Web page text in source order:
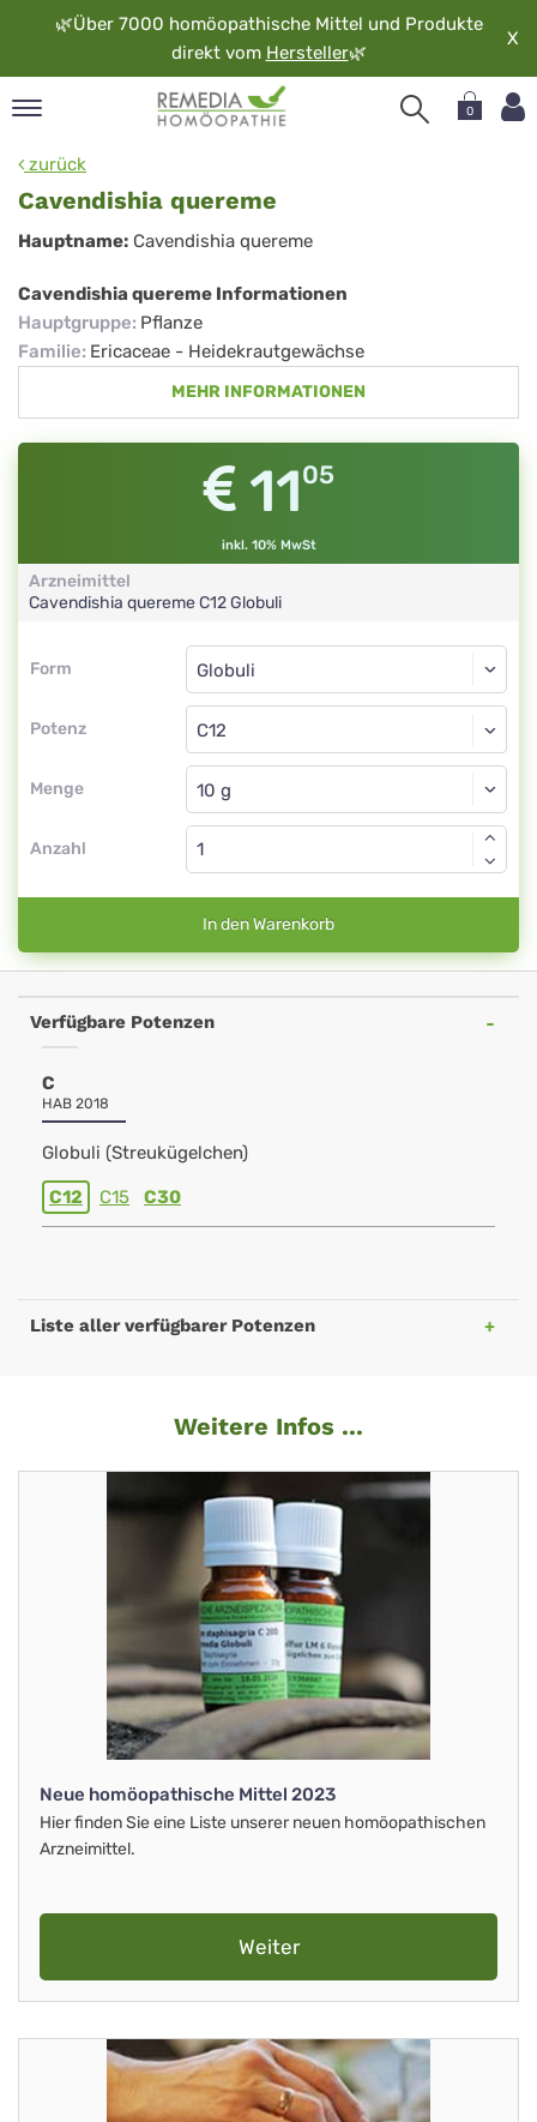
🌿Über 7000 homöopathische Mittel und Produkte
direkt vom Hersteller🌿
X
0
zurück
Cavendishia quereme
Cavendishia
quereme
Hauptname: Cavendishia quereme
Cavendishia quereme Informationen
Hauptgruppe: Pflanze
Familie: Ericaceae - Heidekrautgewächse
MEHR INFORMATIONEN
1105
inkl. 10% MwSt
Arzneimittel
Cavendishia queremeC12Globuli
Form
Form
Potenz
Globuli
C12
Menge
Globuli
Anzahl
In den Warenkorb
Verfügbare Potenzen
C
HAB 2018
Globuli (Streukügelchen)
C12 C15 C30
Liste aller verfügbarer Potenzen
Weitere Infos ...
Neue homöopathische Mittel 2023
Hier finden Sie eine Liste unserer neuen homöopathischen
Arzneimittel.
Weiter